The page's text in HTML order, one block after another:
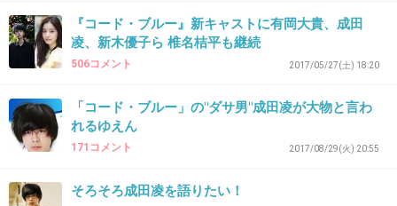
大久保さんの顔に親近感
眉毛とか
36. 匿名2018/02/08(木) 12:54:15
安西ひろこと付き合ってたよね！
『コード・ブルー』新キャストに有岡大貴、成田
凌、新木優子ら 椎名桔平も継続
506コメント 2017/05/27(土) 18:20
「コード・ブルー」の"ダサ男"成田凌が大物と言わ
れるゆえん
171コメント 2017/08/29(火) 20:55
そろそろ成田凌を語りたい！